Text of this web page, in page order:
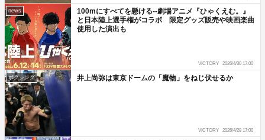
news
100mにすべてを懸ける--劇場アニメ『ひゃくえむ。』
と日本陸上選手権がコラボ 限定グッズ販売や映画楽曲
使用した演出も
VICTORY 2026/4/30 17:00
ボクシング 井上尚弥は東京ドームの「魔物」をねじ伏せるか
VICTORY 2026/4/28 17:00